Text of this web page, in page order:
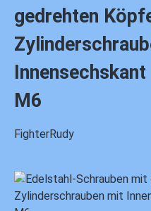
gedrehten
M6
FighterRudy
Bildergalerie überspringen